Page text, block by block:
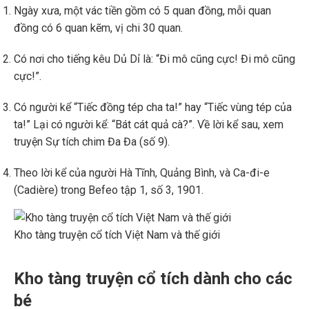
Ngày xưa, một vác tiền gồm có 5 quan đồng, mỗi quan
đồng có 6 quan kẽm, vị chi 30 quan.
Có nơi cho tiếng kêu Dủ Dỉ là: “Đi mô cũng cực! Đi mô cũng
cực!”.
Có người kể “Tiếc đồng tép cha ta!” hay “Tiếc vùng tép của
ta!” Lại có người kể: “Bát cát quả cà?”. Về lời kể sau, xem
truyện Sự tích chim Đa Đa (số 9).
Theo lời kể của người Hà Tĩnh, Quảng Bình, và Ca-đi-e
(Cadière) trong Befeo tập 1, số 3, 1901.
Kho tàng truyện cổ tích Việt Nam và thế giới
Kho tàng truyện cổ tích dành cho các
bé